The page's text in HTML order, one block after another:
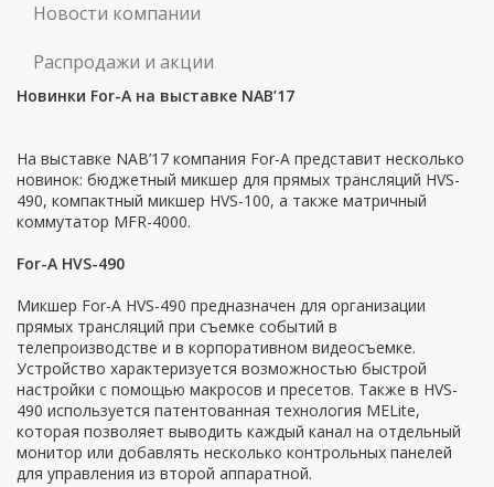
Новости компании
Распродажи и акции
Новинки For-A на выставке NAB’17
На выставке NAB’17 компания For-A представит несколько
новинок: бюджетный микшер для прямых трансляций HVS-
490, компактный микшер HVS-100, а также матричный
коммутатор MFR-4000.
For-A HVS-490
Микшер For-A HVS-490 предназначен для организации
прямых трансляций при съемке событий в
телепроизводстве и в корпоративном видеосъемке.
Устройство характеризуется возможностью быстрой
настройки с помощью макросов и пресетов. Также в HVS-
490 используется патентованная технология MELite,
которая позволяет выводить каждый канал на отдельный
монитор или добавлять несколько контрольных панелей
для управления из второй аппаратной.